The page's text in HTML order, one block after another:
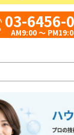
03-6456-
AM9:00 ～